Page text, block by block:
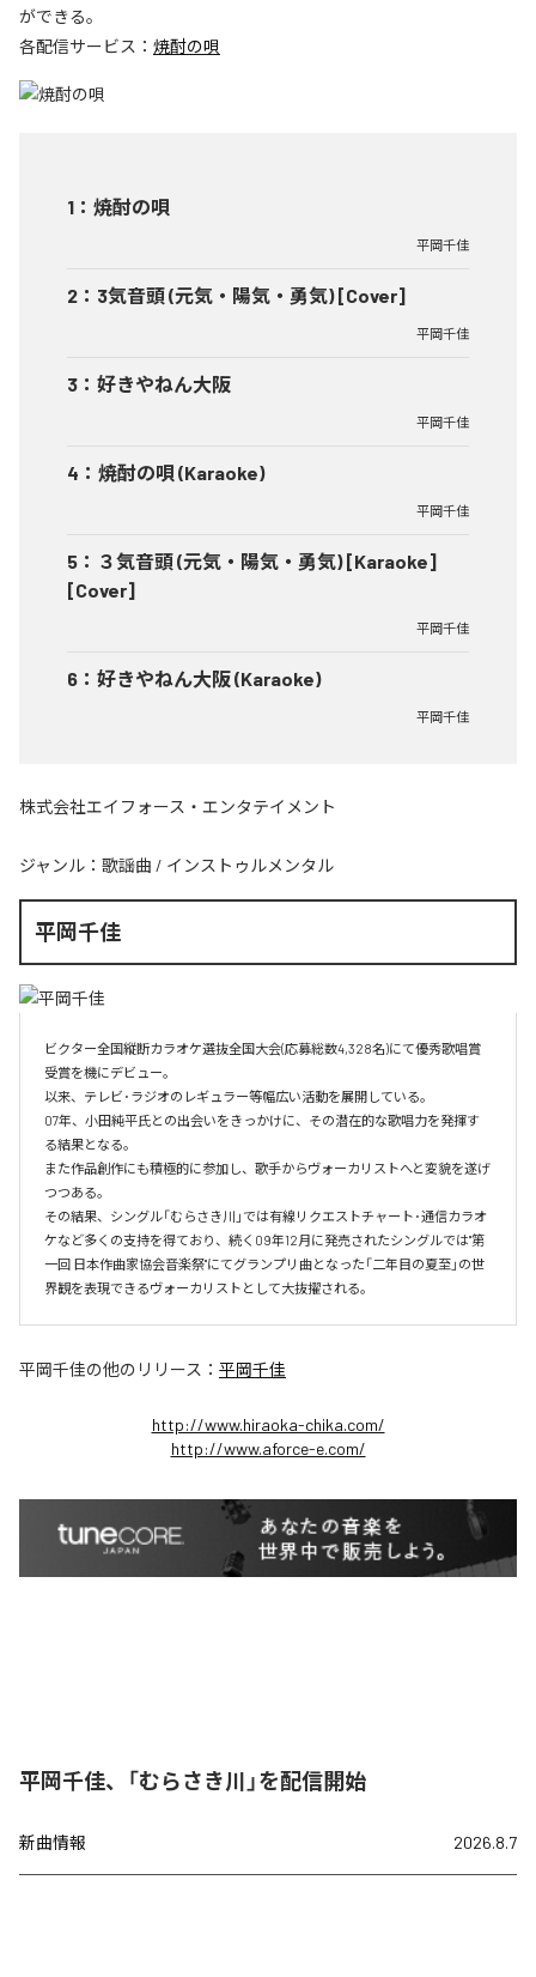
ができる。
各配信サービス： 焼酎の唄
1 ： 焼酎の唄
平岡千佳
2 ： 3気音頭 (元気・陽気・勇気) [Cover]
平岡千佳
3 ： 好きやねん大阪
平岡千佳
4 ： 焼酎の唄 (Karaoke)
平岡千佳
5 ： ３気音頭 (元気・陽気・勇気) [Karaoke]
[Cover]
平岡千佳
6 ： 好きやねん大阪 (Karaoke)
平岡千佳
株式会社エイフォース・エンタテイメント
ジャンル： 歌謡曲 / インストゥルメンタル
平岡千佳
ビクター全国縦断カラオケ選抜全国大会(応募総数4,328名)にて優秀歌唱賞
受賞を機にデビュー。
以来、テレビ･ラジオのレギュラー等幅広い活動を展開している。
07年、小田純平氏との出会いをきっかけに、その潜在的な歌唱力を発揮す
る結果となる。
また作品創作にも積極的に参加し、歌手からヴォーカリストへと変貌を遂げ
つつある。
その結果、シングル「むらさき川」では有線リクエストチャート･通信カラオ
ケなど多くの支持を得ており、続く09年12月に発売されたシングルでは"第
一回 日本作曲家協会音楽祭"にてグランプリ曲となった「二年目の夏至」の世
界観を表現できるヴォーカリストとして大抜擢される。
平岡千佳の他のリリース： 平岡千佳
http://www.hiraoka-chika.com/
http://www.aforce-e.com/
平岡千佳、「むらさき川」を配信開始
新曲情報 2026.8.7